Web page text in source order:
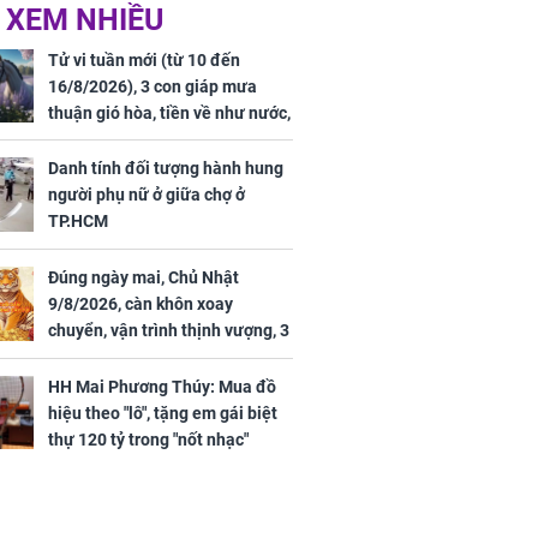
2026: Tăng
triệu
thúc, Mạnh Tử Nghĩa
đã vướng tranh luận
cuối
lịch, 3 con
phát Tài
trăm bề,
Phượng
trọn cơ
NHIỀU
Tử vi tuần mới (từ 10 đến
16/8/2026), 3 con giáp mưa
thuận gió hòa, tiền về như nước,
bạc vàng dư dả, Phú Quý Vinh
Hoa, vận trình khai sáng
Danh tính đối tượng hành hung
người phụ nữ ở giữa chợ ở
TP.HCM
Đúng ngày mai, Chủ Nhật
9/8/2026, càn khôn xoay
chuyển, vận trình thịnh vượng, 3
con giáp nhận phúc khí nhà trời,
tình tiền đỏ như son, vận may
hanh thông
HH Mai Phương Thúy: Mua đồ
hiệu theo "lô", tặng em gái biệt
thự 120 tỷ trong "nốt nhạc"